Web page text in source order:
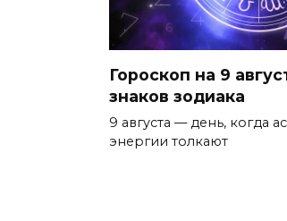
Гороскоп на 9
знаков зодиака
9 августа — день, когда
энергии толкают